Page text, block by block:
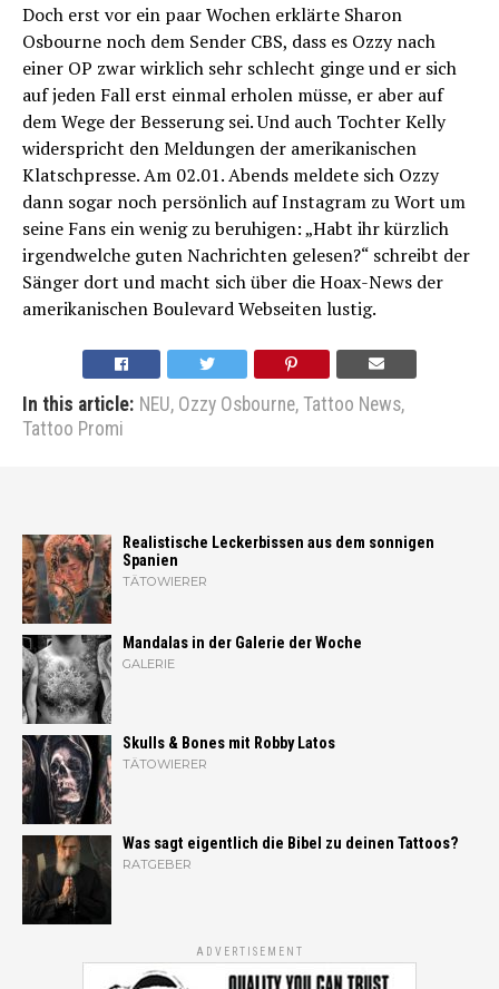
Doch erst vor ein paar Wochen erklärte Sharon
Osbourne noch dem Sender CBS, dass es Ozzy nach
einer OP zwar wirklich sehr schlecht ginge und er sich
auf jeden Fall erst einmal erholen müsse, er aber auf
dem Wege der Besserung sei. Und auch Tochter Kelly
widerspricht den Meldungen der amerikanischen
Klatschpresse. Am 02.01. Abends meldete sich Ozzy
dann sogar noch persönlich auf Instagram zu Wort um
seine Fans ein wenig zu beruhigen: „Habt ihr kürzlich
irgendwelche guten Nachrichten gelesen?“ schreibt der
Sänger dort und macht sich über die Hoax-News der
amerikanischen Boulevard Webseiten lustig.
In this article: NEU, Ozzy Osbourne, Tattoo News,
Tattoo Promi
Realistische Leckerbissen aus dem sonnigen
Spanien
TÄTOWIERER
Mandalas in der Galerie der Woche
GALERIE
Skulls & Bones mit Robby Latos
TÄTOWIERER
Was sagt eigentlich die Bibel zu deinen Tattoos?
RATGEBER
ADVERTISEMENT